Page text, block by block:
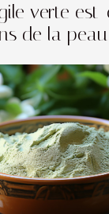
verte
de la